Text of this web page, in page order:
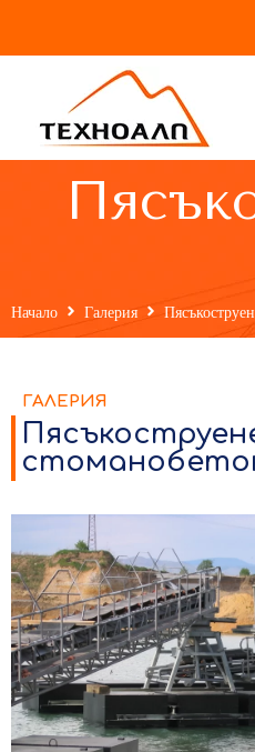
Начало Галерия
ГАЛЕРИЯ